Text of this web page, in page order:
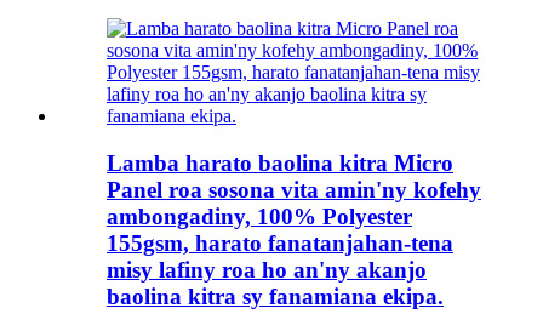
Lamba harato baolina kitra Micro
Panel roa sosona vita amin'ny kofehy
ambongadiny, 100% Polyester
155gsm, harato fanatanjahan-tena
misy lafiny roa ho an'ny akanjo
baolina kitra sy fanamiana ekipa.